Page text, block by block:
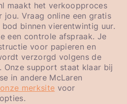
maakt het verkoopproces
Vraag online een gratis
binnen vierentwintig uur.
een controle afspraak. Je
voor papieren en
verzorgd volgens de
Onze support staat klaar bij
in andere McLaren
onze merksite voor